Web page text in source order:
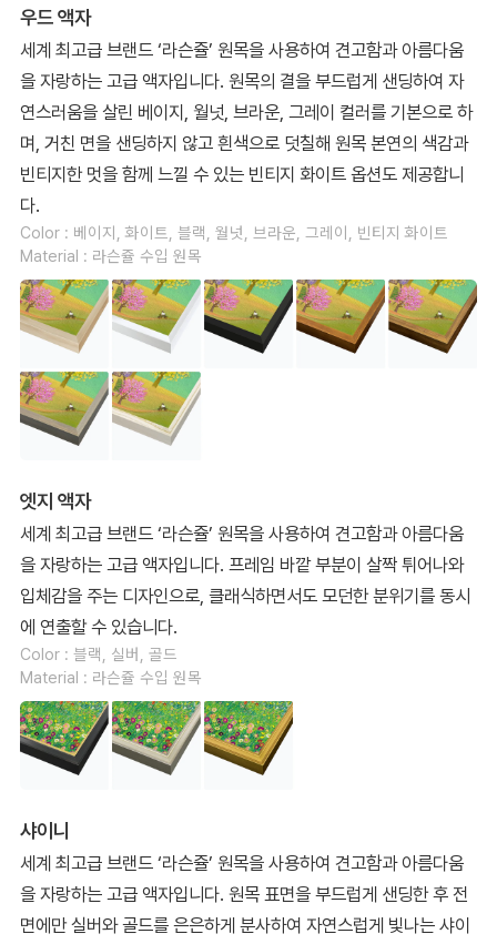
우드 액자
세계 최고급 브랜드 ‘라슨쥴’ 원목을 사용하여 견고함과 아름다움
을 자랑하는 고급 액자입니다. 원목의 결을 부드럽게 샌딩하여 자
연스러움을 살린 베이지, 월넛, 브라운, 그레이 컬러를 기본으로 하
며, 거친 면을 샌딩하지 않고 흰색으로 덧칠해 원목 본연의 색감과
빈티지한 멋을 함께 느낄 수 있는 빈티지 화이트 옵션도 제공합니
다.
Color : 베이지, 화이트, 블랙, 월넛, 브라운, 그레이, 빈티지 화이트
Material : 라슨쥴 수입 원목
엣지 액자
세계 최고급 브랜드 ‘라슨쥴’ 원목을 사용하여 견고함과 아름다움
을 자랑하는 고급 액자입니다. 프레임 바깥 부분이 살짝 튀어나와
입체감을 주는 디자인으로, 클래식하면서도 모던한 분위기를 동시
에 연출할 수 있습니다.
Color : 블랙, 실버, 골드
Material : 라슨쥴 수입 원목
샤이니
세계 최고급 브랜드 ‘라슨쥴’ 원목을 사용하여 견고함과 아름다움
을 자랑하는 고급 액자입니다. 원목 표면을 부드럽게 샌딩한 후 전
면에만 실버와 골드를 은은하게 분사하여 자연스럽게 빛나는 샤이